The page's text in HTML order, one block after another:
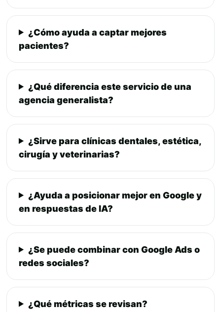
¿Cómo ayuda a captar mejores
pacientes?
¿Qué diferencia este servicio de una
agencia generalista?
¿Sirve para clínicas dentales, estética,
cirugía y veterinarias?
¿Ayuda a posicionar mejor en Google y
en respuestas de IA?
¿Se puede combinar con Google Ads o
redes sociales?
¿Qué métricas se revisan?